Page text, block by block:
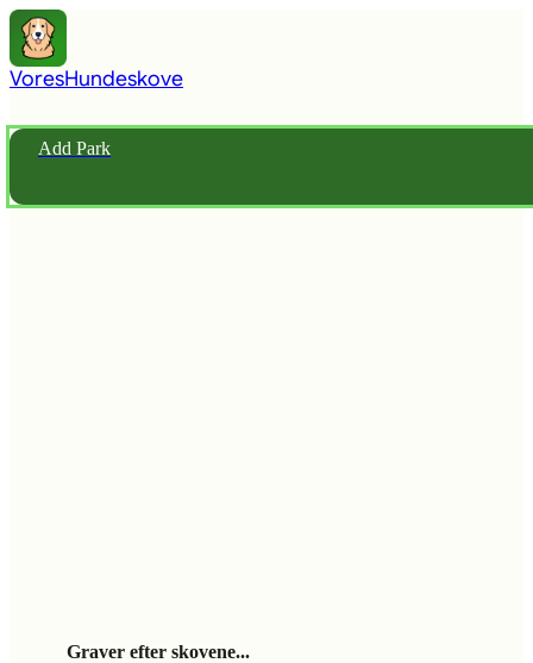
VoresHundeskove
Add Park
Graver efter skovene...